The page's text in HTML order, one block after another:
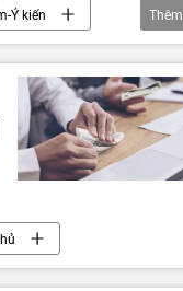
Ý kiến
Thêm